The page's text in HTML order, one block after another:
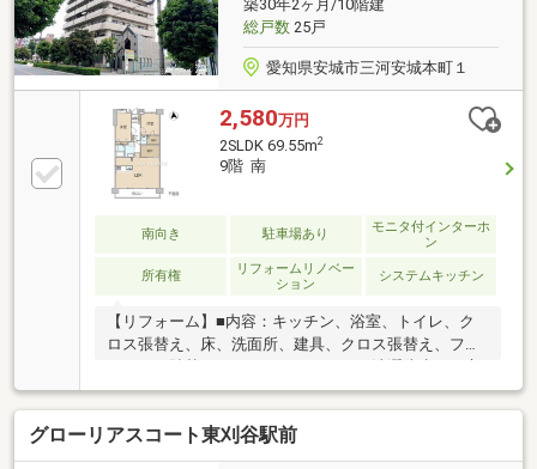
築30年2ヶ月/10階建
総戸数25戸
愛知県安城市三河安城本町１
2,580万円
2SLDK 69.55m2
9階 南
南向き 駐車場あり
モニタ付インターホ
ン
所有権
リフォームリノベー
ション
システムキッチン
【リフォーム】■内容：キッチン、浴室、トイレ、ク
ロス張替え、床、洗面所、建具、クロス張替え、フロ
換、スイッチプレート交換【教育施設】■二本木小学
校…徒歩12分■安城西中学校…徒歩37分□■おうち探しは
家デパ へ■□――――――・・・ 住宅ローンや住み替え
など、不動産のことなら何でもご相談ください。 土
グローリアスコート東刈谷駅前